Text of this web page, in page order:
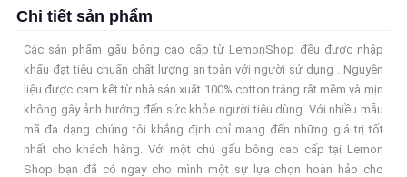
Chi tiết sản phẩm
Các sản phẩm gấu bông cao cấp từ LemonShop đều được nhập
khẩu đạt tiêu chuẩn chất lượng an toàn với người sử dụng . Nguyên
liệu được cam kết từ nhà sản xuất 100% cotton trắng rất mềm và mịn
không gây ảnh hướng đến sức khỏe người tiêu dùng. Với nhiều mẫu
mã đa dạng chúng tôi khẳng định chỉ mang đến những giá trị tốt
nhất cho khách hàng. Với một chú gấu bông cao cấp tại Lemon
Shop bạn đã có ngay cho mình một sự lựa chọn hoàn hảo cho